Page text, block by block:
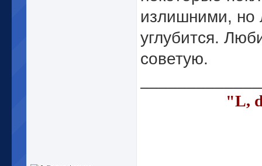
излишними, но
углубится.
советую.
"L,